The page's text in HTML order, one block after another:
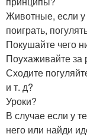
Животные, если
поиграть,
Покушайте чего
Поухаживайте за
Сходите
и т. д?
Уроки?
В случае если у
него или найди